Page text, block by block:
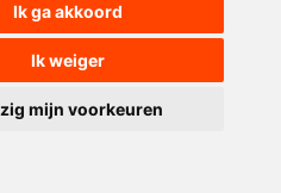
Ik ga akkoord
Ik weiger
mijn voorkeuren
2004